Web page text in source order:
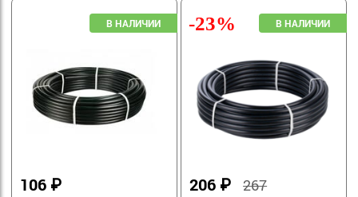
106 ₽ 206 ₽267
-23%